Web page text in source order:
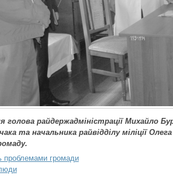
райдержадміністрації Михайло
та начальника райвідділу міліції
проблемами громади